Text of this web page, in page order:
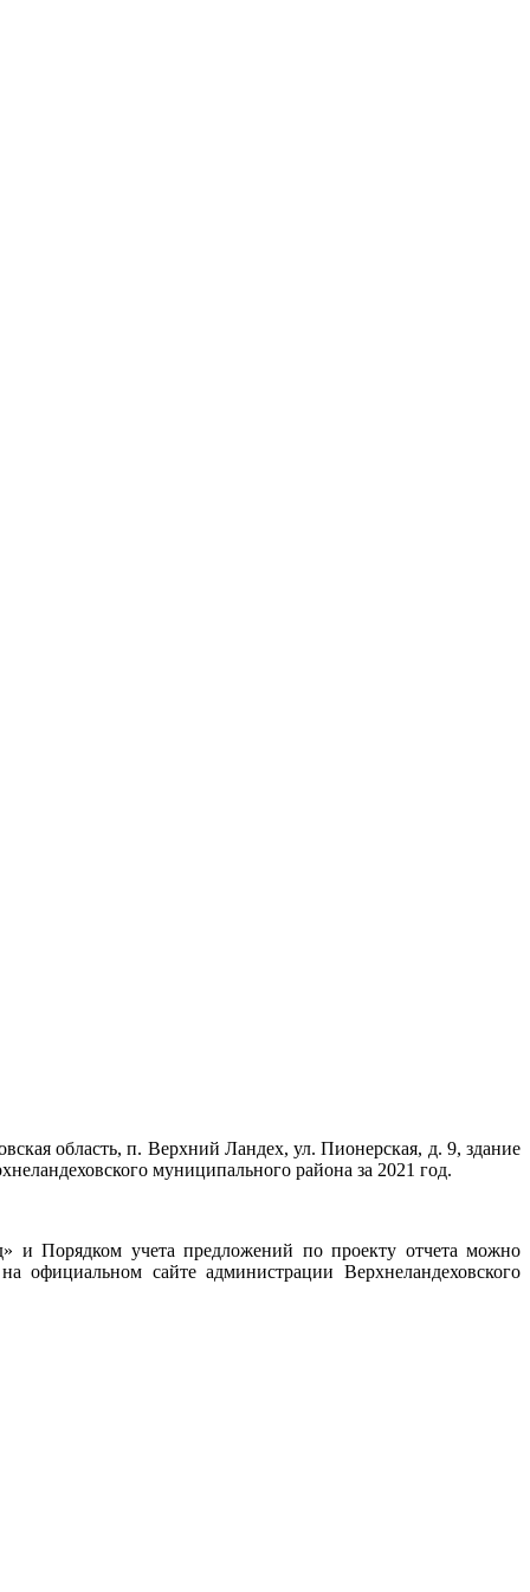
область, п. Верхний Ландех, ул. Пионерская, д. 9, здание
муниципального района за 2021 год.
и Порядком учета предложений по проекту отчета можно
официальном сайте администрации Верхнеландеховского